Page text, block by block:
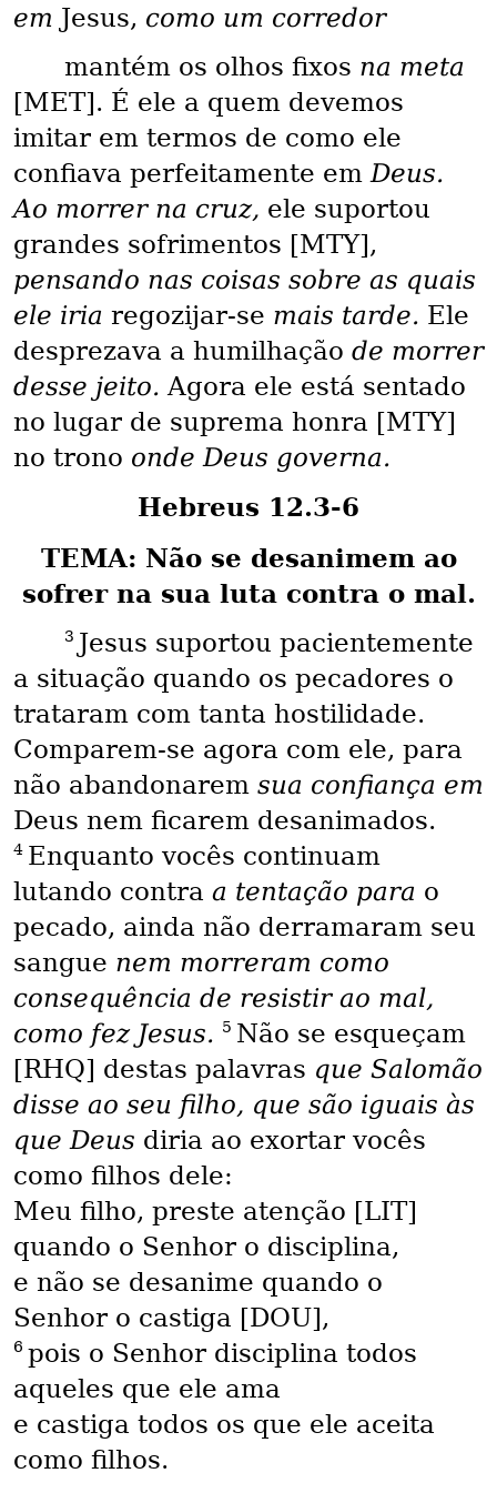
em Jesus, como um corredor
mantém os olhos fixos na meta
[MET]. É ele a quem devemos
imitar em termos de como ele
confiava perfeitamente em Deus.
Ao morrer na cruz, ele suportou
grandes sofrimentos [MTY],
pensando nas coisas sobre as quais
ele iria regozijar-se mais tarde. Ele
desprezava a humilhação de morrer
desse jeito. Agora ele está sentado
no lugar de suprema honra [MTY]
no trono onde Deus governa.
Hebreus 12.3-6
TEMA: Não se desanimem ao
sofrer na sua luta contra o mal.
3 Jesus suportou pacientemente
a situação quando os pecadores o
trataram com tanta hostilidade.
Comparem-se agora com ele, para
não abandonarem sua confiança em
Deus nem ficarem desanimados.
4 Enquanto vocês continuam
lutando contra a tentação para o
pecado, ainda não derramaram seu
sangue nem morreram como
consequência de resistir ao mal,
como fez Jesus. 5 Não se esqueçam
[RHQ] destas palavras que Salomão
disse ao seu filho, que são iguais às
que Deus diria ao exortar vocês
como filhos dele:
Meu filho, preste atenção [LIT]
quando o Senhor o disciplina,
e não se desanime quando o
Senhor o castiga [DOU],
6 pois o Senhor disciplina todos
aqueles que ele ama
e castiga todos os que ele aceita
como filhos.